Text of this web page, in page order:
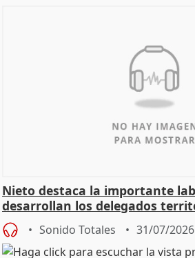
Nieto destaca la importante
desarrollan los delegados
Sonido Totales 31/07/2026